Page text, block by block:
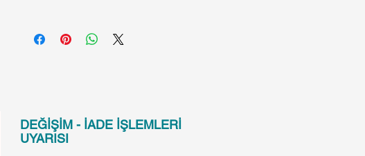
mineraller.Günlük beslenme
Beslenme sırasında yanında daima
temiz su bulundurulması tavsiye edilir.
DEĞİŞİM - İADE İŞLEMLERİ
UYARISI